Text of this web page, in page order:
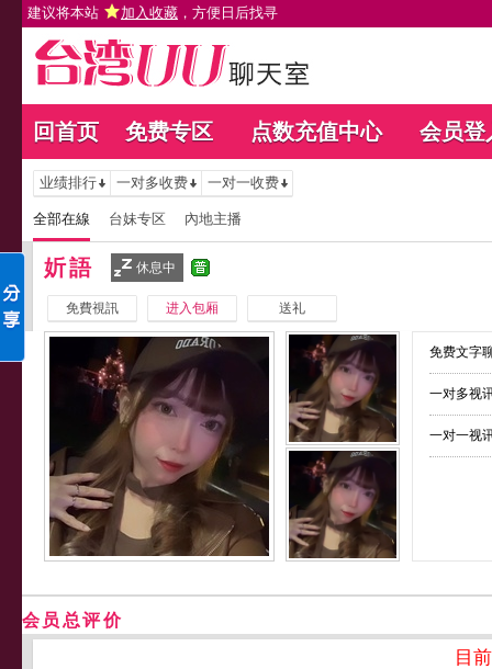
建议将本站 加入收藏 ，方便日后找寻
回首页 免费专区 点数充值中心 会员登
业绩排行 一对多收费 一对一收费
全部在線 台妹专区 內地主播
妡語 休息中
免費視訊 进入包厢 送礼
免费文字
一对多视
一对一视
会员总评价
目